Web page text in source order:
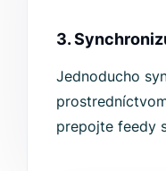
3.
Jednoducho
prepojte feedy